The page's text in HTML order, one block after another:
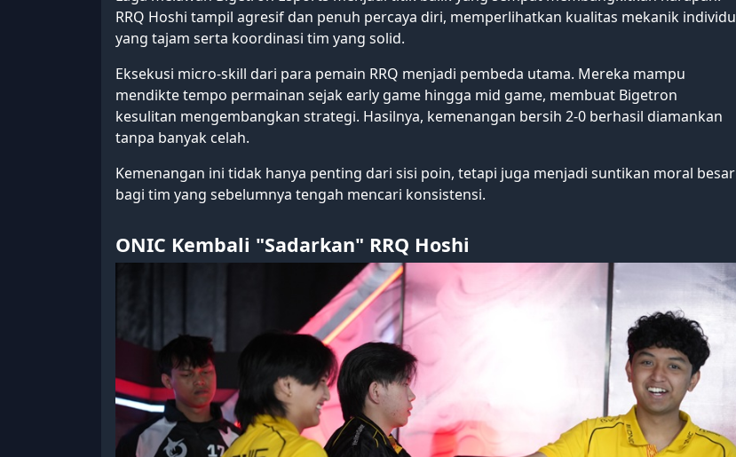
RRQ Hoshi tampil agresif dan penuh percaya diri, memperlihatkan kualitas mekanik individu
yang tajam serta koordinasi tim yang solid.
Eksekusi micro-skill dari para pemain RRQ menjadi pembeda utama. Mereka mampu
mendikte tempo permainan sejak early game hingga mid game, membuat Bigetron
kesulitan mengembangkan strategi. Hasilnya, kemenangan bersih 2-0 berhasil diamankan
tanpa banyak celah.
Kemenangan ini tidak hanya penting dari sisi poin, tetapi juga menjadi suntikan moral besar
bagi tim yang sebelumnya tengah mencari konsistensi.
ONIC Kembali "Sadarkan" RRQ Hoshi